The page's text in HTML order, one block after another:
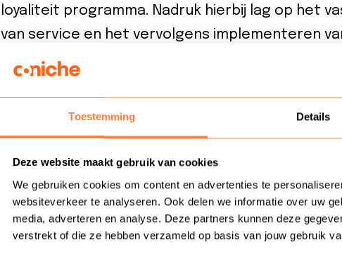
Toestemming Details
Deze website maakt gebruik van cookies
We gebruiken cookies om content en advertenties te
websiteverkeer te analyseren. Ook delen we informatie over uw
media, adverteren en analyse. Deze partners kunnen deze
verstrekt of die ze hebben verzameld op basis van jouw gebruik
loyaliteit programma. Nadruk hierbij lag op het
van service en het vervolgens implementeren
de klantenservice om
ook
brede operationele ervaring van de